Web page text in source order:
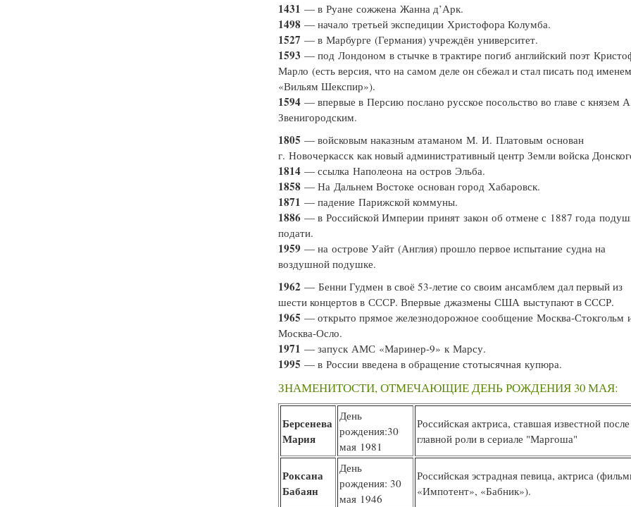
1431 — в Руане сожжена Жанна д’Арк.
1498 — начало третьей экспедиции Христофора Колумба.
1527 — в Марбурге (Германия) учреждён университет.
1593 — под Лондоном в стычке в трактире погиб английский поэт
Марло (есть версия, что на самом деле он сбежал и стал писать под
«Вильям Шекспир»).
1594 — впервые в Персию послано русское посольство во главе с князем
Звенигородским.
1805 — войсковым наказным атаманом М. И. Платовым основан
г. Новочеркасск как новый административный центр Земли войска
1814— ссылка Наполеона на остров Эльба.
1858 — На Дальнем Востоке основан город Хабаровск.
1871 — падение Парижской коммуны.
1886 — в Российской Империи принят закон об отмене с 1887 года
подати.
1959 — на острове Уайт (Англия) прошло первое испытание судна на
воздушной подушке.
1962— Бенни Гудмен в своё 53-летие со своим ансамблем дал первый из
шести концертов в СССР. Впервые джазмены США выступают в СССР.
1965— открыто прямое железнодорожное сообщение Москва-Стокгольм
Москва-Осло.
1971— запуск АМС «Маринер-9» к Марсу.
1995 — в России введена в обращение стотысячная купюра.
ЗНАМЕНИТОСТИ, ОТМЕЧАЮЩИЕ ДЕНЬ РОЖДЕНИЯ 30 МАЯ:
Берсенева
Мария
День
рождения:30
мая 1981
Российская актриса, ставшая известной после
главной роли в сериале "Маргоша"
Роксана
Бабаян
День
рождения: 30
мая 1946
Российская эстрадная певица, актриса
«Импотент», «Бабник»).